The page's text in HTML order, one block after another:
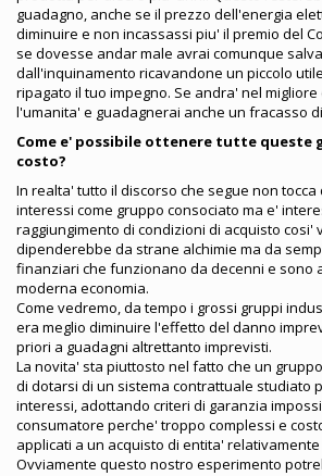
guadagno, anche se il prezzo dell'energia
diminuire e non incassassi piu' il premio del
se dovesse andar male avrai comunque
dall'inquinamento ricavandone un piccolo
ripagato il tuo impegno. Se andra' nel
l'umanita' e guadagnerai anche un fracasso
Come e' possibile ottenere tutte queste
costo?
In realta' tutto il discorso che segue non
interessi come gruppo consociato ma e'
raggiungimento di condizioni di acquisto cosi'
dipenderebbe da strane alchimie ma da
finanziari che funzionano da decenni e sono
moderna economia.
Come vedremo, da tempo i grossi gruppi
era meglio diminuire l'effetto del danno
priori a guadagni altrettanto imprevisti.
La novita' sta piuttosto nel fatto che un
di dotarsi di un sistema contrattuale studiato
interessi, adottando criteri di garanzia
consumatore perche' troppo complessi e
applicati a un acquisto di entita'
Ovviamente questo nostro esperimento